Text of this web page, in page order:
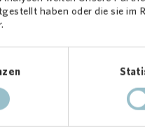
haben oder die sie
Kunstwerk zeigt deutlicher
sich die Bewohnerinnen